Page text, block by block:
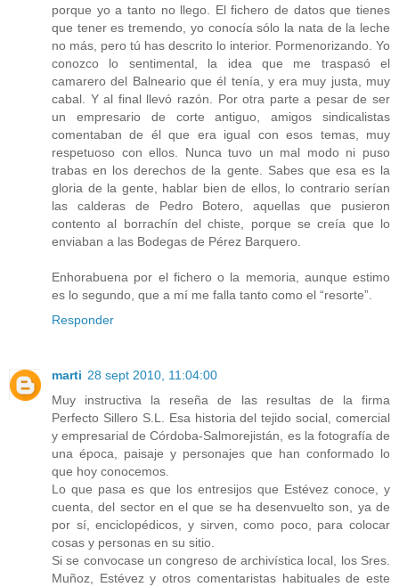
porque yo a tanto no llego. El fichero de datos que tienes
que tener es tremendo, yo conocía sólo la nata de la leche
no más, pero tú has descrito lo interior. Pormenorizando. Yo
conozco lo sentimental, la idea que me traspasó el
camarero del Balneario que él tenía, y era muy justa, muy
cabal. Y al final llevó razón. Por otra parte a pesar de ser
un empresario de corte antiguo, amigos sindicalistas
comentaban de él que era igual con esos temas, muy
respetuoso con ellos. Nunca tuvo un mal modo ni puso
trabas en los derechos de la gente. Sabes que esa es la
gloria de la gente, hablar bien de ellos, lo contrario serían
las calderas de Pedro Botero, aquellas que pusieron
contento al borrachín del chiste, porque se creía que lo
enviaban a las Bodegas de Pérez Barquero.
Enhorabuena por el fichero o la memoria, aunque estimo
es lo segundo, que a mí me falla tanto como el “resorte”.
Responder
marti 28 sept 2010, 11:04:00
Muy instructiva la reseña de las resultas de la firma
Perfecto Sillero S.L. Esa historia del tejido social, comercial
y empresarial de Córdoba-Salmorejistán, es la fotografía de
una época, paisaje y personajes que han conformado lo
que hoy conocemos.
Lo que pasa es que los entresijos que Estévez conoce, y
cuenta, del sector en el que se ha desenvuelto son, ya de
por sí, enciclopédicos, y sirven, como poco, para colocar
cosas y personas en su sitio.
Si se convocase un congreso de archivística local, los Sres.
Muñoz, Estévez y otros comentaristas habituales de este